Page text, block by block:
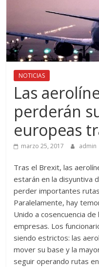
NOTICIAS
Las
perderán
europeas
marzo 25, 2017 admin
Tras el Brexit, las
estarán en la disyuntiva
perder importantes
Paralelamente, hay
Unido a cosencuencia
empresas. Los
siendo estrictos: las
mover su base y la
seguir operando rutas